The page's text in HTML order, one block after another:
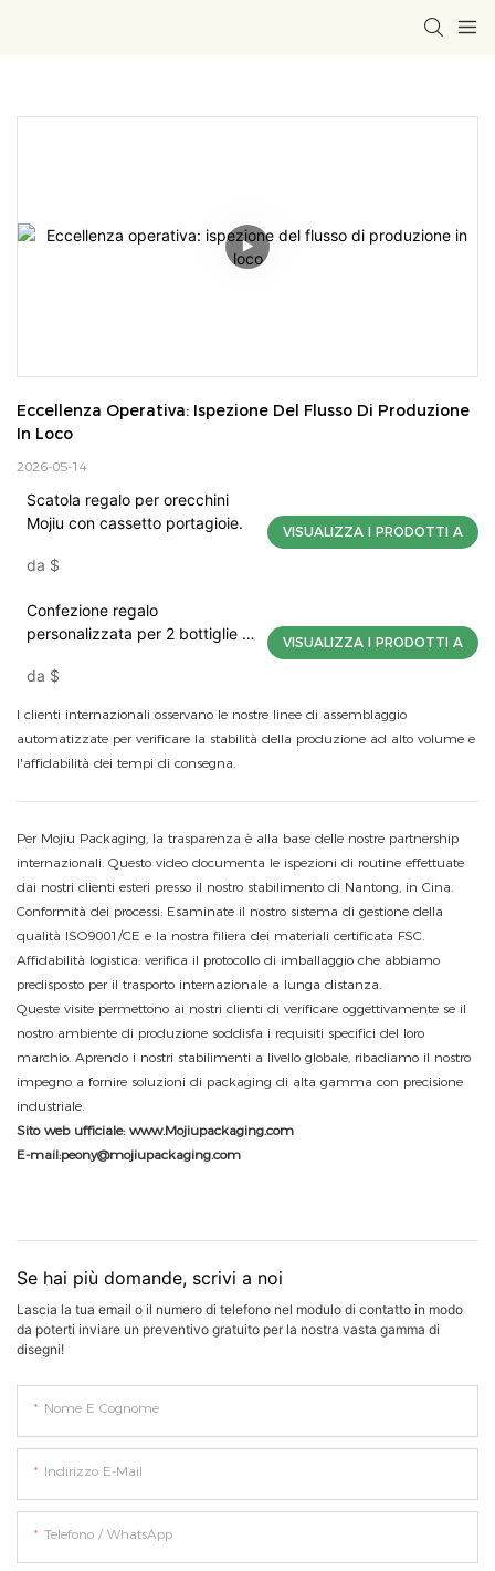
Eccellenza Operativa: Ispezione Del Flusso Di Produzione
In Loco
2026-05-14
Scatola regalo per orecchini
Mojiu con cassetto portagioie.
da $
VISUALIZZA I PRODOTTI A
Confezione regalo
personalizzata per 2 bottiglie di
premium per cantine, Mojiu
da $
VISUALIZZA I PRODOTTI A
I clienti internazionali osservano le nostre linee di assemblaggio
automatizzate per verificare la stabilità della produzione ad alto volume e
l'affidabilità dei tempi di consegna.
Per Mojiu Packaging, la trasparenza è alla base delle nostre partnership
internazionali. Questo video documenta le ispezioni di routine effettuate
dai nostri clienti esteri presso il nostro stabilimento di Nantong, in Cina.
Conformità dei processi: Esaminate il nostro sistema di gestione della
qualità ISO9001/CE e la nostra filiera dei materiali certificata FSC.
Affidabilità logistica: verifica il protocollo di imballaggio che abbiamo
predisposto per il trasporto internazionale a lunga distanza.
Queste visite permettono ai nostri clienti di verificare oggettivamente se il
nostro ambiente di produzione soddisfa i requisiti specifici del loro
marchio. Aprendo i nostri stabilimenti a livello globale, ribadiamo il nostro
impegno a fornire soluzioni di packaging di alta gamma con precisione
industriale.
Sito web ufficiale:www.Mojiupackaging.com
E-mail:peony@mojiupackaging.com
Se hai più domande, scrivi a noi
Lascia la tua email o il numero di telefono nel modulo di contatto in modo
da poterti inviare un preventivo gratuito per la nostra vasta gamma di
disegni!
Nome E Cognome
Indirizzo E-Mail
Telefono / WhatsApp